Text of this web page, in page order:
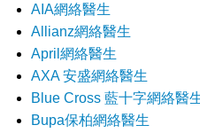
AIA網絡醫生
Allianz網絡醫生
April網絡醫生
AXA 安盛網絡醫生
Blue Cross 藍十字網絡醫
Bupa保柏網絡醫生